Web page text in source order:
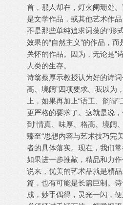
首，那人却在，灯火阑珊处
是文学作品，或其他艺术作
不是那些单纯追求词藻的“形
效果的“自然主义”的作品，而
关怀的作品。因为，无论是“
人类的生存。
诗翁蔡厚示教授认为好的诗
高、境阔”四项要求。我以为
上，如果再加上“语工、韵谐
更严格的要求了。这就是说
到“情真、味厚、格高、境阔
臻至“思想内容与艺术技巧完
者的具体落实。现在，我们
如果进一步推敲，精品和力
说来，优美的艺术品就是精
篇，也有可能是长篇巨制。
成，妙手偶得，灵光一闪，